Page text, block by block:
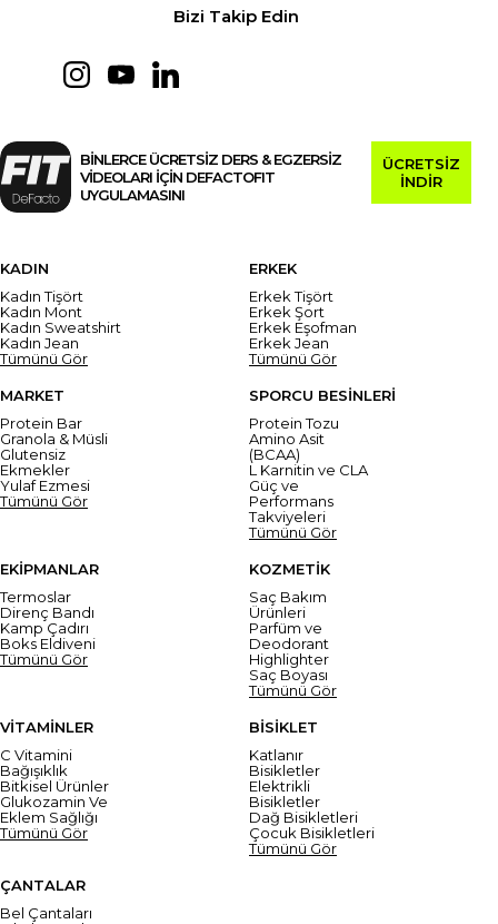
Bizi Takip Edin
BİNLERCE ÜCRETSİZ DERS & EGZERSİZ
VİDEOLARI İÇİN DEFACTOFIT
UYGULAMASINI
ÜCRETSİZ
İNDİR
KADIN
Kadın Tişört
Kadın Mont
Kadın Sweatshirt
Kadın Jean
Tümünü Gör
ERKEK
Erkek Tişört
Erkek Şort
Erkek Eşofman
Erkek Jean
Tümünü Gör
MARKET
Protein Bar
Granola & Müsli
Glutensiz
Ekmekler
Yulaf Ezmesi
Tümünü Gör
SPORCU BESİNLERİ
Protein Tozu
Amino Asit
(BCAA)
L Karnitin ve CLA
Güç ve
Performans
Takviyeleri
Tümünü Gör
EKİPMANLAR
Termoslar
Direnç Bandı
Kamp Çadırı
Boks Eldiveni
Tümünü Gör
KOZMETİK
Saç Bakım
Ürünleri
Parfüm ve
Deodorant
Highlighter
Saç Boyası
Tümünü Gör
VİTAMİNLER
C Vitamini
Bağışıklık
Bitkisel Ürünler
Glukozamin Ve
Eklem Sağlığı
Tümünü Gör
BİSİKLET
Katlanır
Bisikletler
Elektrikli
Bisikletler
Dağ Bisikletleri
Çocuk Bisikletleri
Tümünü Gör
ÇANTALAR
Bel Çantaları